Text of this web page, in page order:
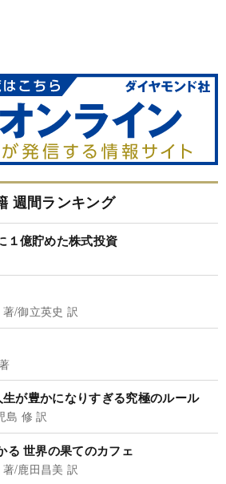
週間ランキング
１億貯めた株式投資
/御立英史 訳
が豊かになりすぎる究極のルール
島 修 訳
る 世界の果てのカフェ
/鹿田昌美 訳